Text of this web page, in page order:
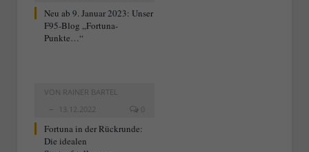
Neu ab 9. Januar 2023: Unser
F95-Blog „Fortuna-
Punkte…“
VON RAINER BARTEL
13.12.2022
0
Fortuna in der Rückrunde:
Die idealen